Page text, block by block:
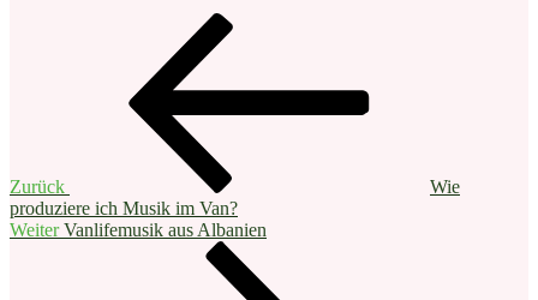
Beitragsnavigation
Zurück
Wie
produziere ich Musik im Van?
Nächster
Weiter Vanlifemusik aus Albanien